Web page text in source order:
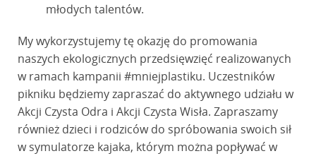
młodych talentów.
My wykorzystujemy tę okazję do promowania
naszych ekologicznych przedsięwzięć realizowanych
w ramach kampanii #mniejplastiku. Uczestników
pikniku będziemy zapraszać do aktywnego udziału w
Akcji Czysta Odra i Akcji Czysta Wisła. Zapraszamy
również dzieci i rodziców do spróbowania swoich sił
w symulatorze kajaka, którym można popływać w